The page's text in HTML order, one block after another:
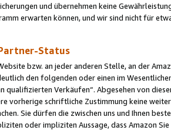
und übernehmen keine
erwarten können, und wir sind nicht für
Status
bzw. an jeder anderen Stelle, an der
den folgenden oder einen im
qualifizierten Verkäufen“. Abgesehen von
vorherige schriftliche Zustimmung keine
Sie dürfen die zwischen uns und Ihnen
oder impliziten Aussage, dass Amazon